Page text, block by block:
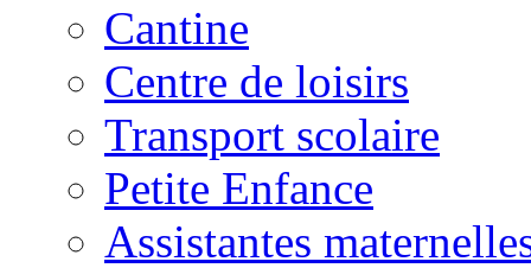
Cantine
Centre de loisirs
Transport scolaire
Petite Enfance
Assistantes